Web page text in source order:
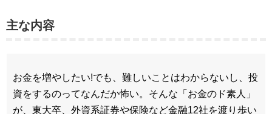
主な内容
お金を増やしたい!でも、難しいことはわからないし、投
資をするのってなんだか怖い。そんな「お金のド素人」
が、東大卒、外資系証券や保険など金融12社を渡り歩い